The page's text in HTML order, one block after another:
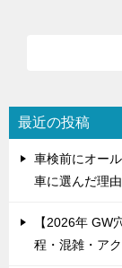
シ
ョ
最近の投稿
車検前にオー
車に選んだ理由
【2026年 GW
程・混雑・ア